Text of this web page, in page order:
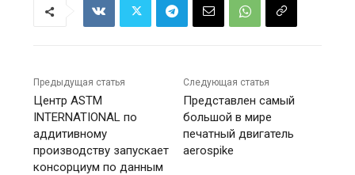
Предыдущая статья
Центр ASTM
INTERNATIONAL по
аддитивному
производству запускает
консорциум по данным
Следующая статья
Представлен самый
большой в мире
печатный двигатель
aerospike